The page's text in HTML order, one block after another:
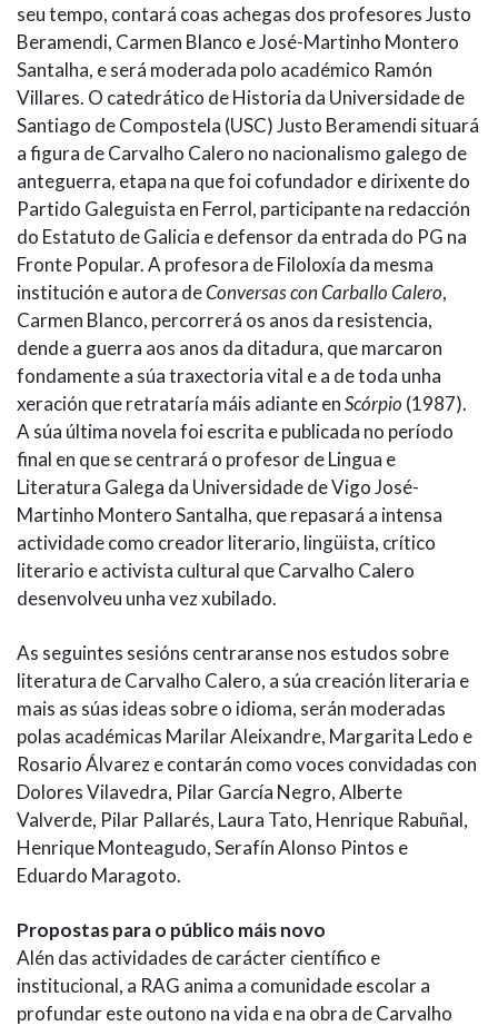
seu tempo, contará coas achegas dos profesores Justo
Beramendi, Carmen Blanco e José-Martinho Montero
Santalha, e será moderada polo académico Ramón
Villares. O catedrático de Historia da Universidade de
Santiago de Compostela (USC) Justo Beramendi situará
a figura de Carvalho Calero no nacionalismo galego de
anteguerra, etapa na que foi cofundador e dirixente do
Partido Galeguista en Ferrol, participante na redacción
do Estatuto de Galicia e defensor da entrada do PG na
Fronte Popular. A profesora de Filoloxía da mesma
institución e autora deConversas con Carballo Calero,
Carmen Blanco, percorrerá os anos da resistencia,
dende a guerra aos anos da ditadura, que marcaron
fondamente a súa traxectoria vital e a de toda unha
xeración que retrataría máis adiante enScórpio (1987).
A súa última novela foi escrita e publicada no período
final en que se centrará o profesor de Lingua e
Literatura Galega da Universidade de Vigo José-
Martinho Montero Santalha, que repasará a intensa
actividade como creador literario, lingüista, crítico
literario e activista cultural que Carvalho Calero
desenvolveu unha vez xubilado.
As seguintes sesións centraranse nos estudos sobre
literatura de Carvalho Calero, a súa creación literaria e
mais as súas ideas sobre o idioma, serán moderadas
polas académicas Marilar Aleixandre, Margarita Ledo e
Rosario Álvarez e contarán como voces convidadas con
Dolores Vilavedra, Pilar García Negro, Alberte
Valverde, Pilar Pallarés, Laura Tato, Henrique Rabuñal,
Henrique Monteagudo, Serafín Alonso Pintos e
Eduardo Maragoto.
Propostas para o público máis novo
Alén das actividades de carácter científico e
institucional, a RAG anima a comunidade escolar a
profundar este outono na vida e na obra de Carvalho